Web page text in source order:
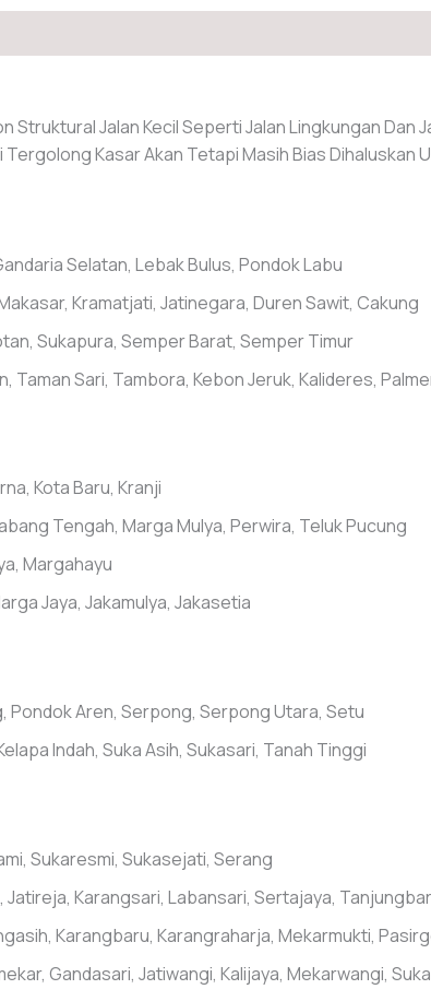
Struktural Jalan Kecil Seperti Jalan Lingkungan Dan
Kasar Akan Tetapi Masih Bias Dihaluskan
Selatan, Lebak Bulus, Pondok Labu
Kramatjati, Jatinegara, Duren Sawit, Cakung
Sukapura, Semper Barat, Semper Timur
Sari, Tambora, Kebon Jeruk, Kalideres,
Kota Baru, Kranji
Tengah, Marga Mulya, Perwira, Teluk Pucung
Margahayu
Jaya, Jakamulya, Jakasetia
Pondok Aren, Serpong, Serpong Utara, Setu
Indah, Suka Asih, Sukasari, Tanah Tinggi
Sukaresmi, Sukasejati, Serang
Karangsari, Labansari, Sertajaya,
Karangbaru, Karangraharja, Mekarmukti,
Gandasari, Jatiwangi, Kalijaya, Mekarwangi,